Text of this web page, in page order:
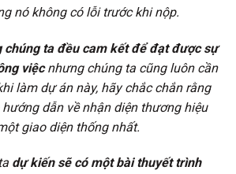
nó không có lỗi trước khi nộp.
chúng ta đều cam kết để đạt được sự
việcnhưng chúng ta cũng luôn cần
làm dự án này, hãy chắc chắn rằng
dẫn về nhận diện thương hiệu
giao diện thống nhất.
dự kiến sẽ có một bài thuyết trình